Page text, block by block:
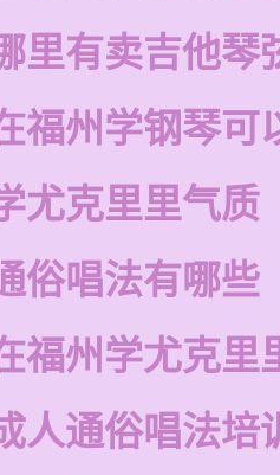
里有卖吉他琴
福州学钢琴可
尤克里里气质
俗唱法有哪些
福州学尤克里
人通俗唱法培